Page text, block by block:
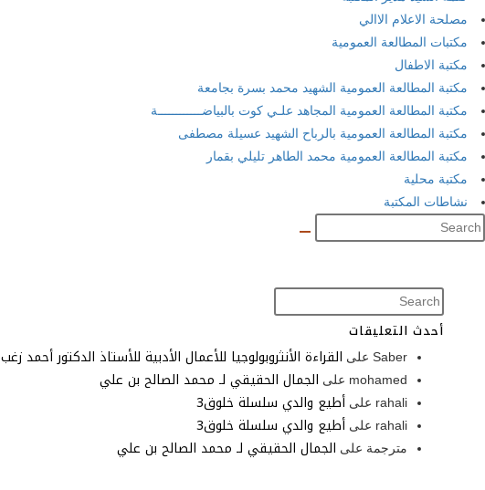
مصلحة الاعلام الاالي
مكتبات المطالعة العمومية
مكتبة الاطفال
مكتبة المطالعة العمومية الشهيد محمد بسرة بجامعة
مكتبة المطالعة العمومية المجاهد علـي كوت بالبياضــــــــــــة
مكتبة المطالعة العمومية بالرباح الشهيد عسيلة مصطفى
مكتبة المطالعة العمومية محمد الطاهر تليلي بقمار
مكتبة محلية
نشاطات المكتبة
أحدث التعليقات
Saber على القراءة الأنثروبولوجيا للأعمال الأدبية للأستاذ الدكتور أحمد زغب
mohamed على الجمال الحقيقي لـ محمد الصالح بن علي
rahali على أطيع والدي سلسلة خلوق3
rahali على أطيع والدي سلسلة خلوق3
مترجمة على الجمال الحقيقي لـ محمد الصالح بن علي